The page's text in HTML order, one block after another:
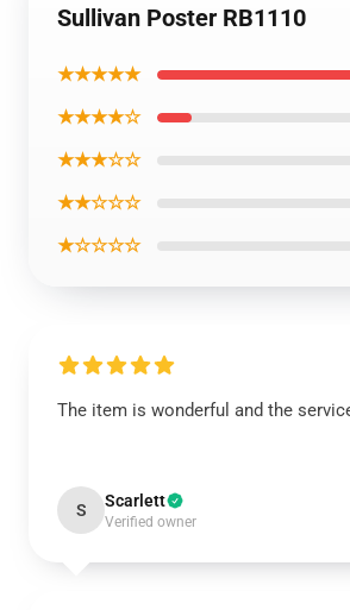
Sullivan Poster RB1110
★★★★★
★★★★☆
★★★☆☆
★★☆☆☆
★☆☆☆☆
The item is wonderful and the
S Scarlett
Verified owner